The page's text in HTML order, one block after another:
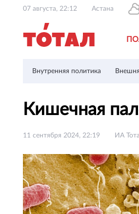
07 августа, 22:12 Астана
Внутренняя политика
Кишечная
11 сентября 2024, 22:19 ИА